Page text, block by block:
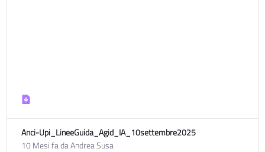
Anci-Upi_LineeGuida_Agid_IA_10settembre2025
10 Mesi fa da Andrea Susa